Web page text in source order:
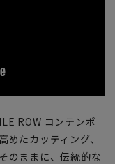
ROW コンテンポ
たカッティング、
のままに、伝統的な